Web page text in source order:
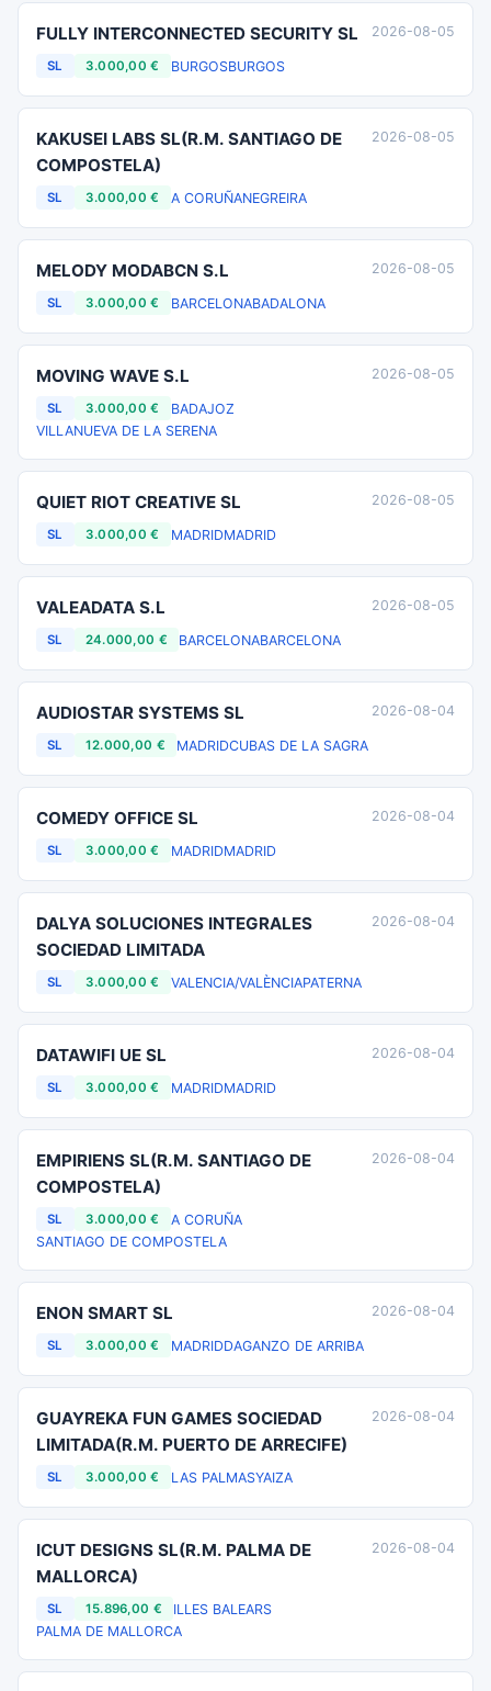
FULLY INTERCONNECTED SECURITY SL
SL 3.000,00 € BURGOSBURGOS
2026-08-05
KAKUSEI LABS SL(R.M. SANTIAGO DE
COMPOSTELA)
SL 3.000,00 € A CORUÑANEGREIRA
2026-08-05
MELODY MODABCN S.L
SL 3.000,00 € BARCELONABADALONA
2026-08-05
MOVING WAVE S.L
SL 3.000,00 €
BADAJOZ
VILLANUEVA DE LA SERENA
2026-08-05
QUIET RIOT CREATIVE SL
SL 3.000,00 € MADRIDMADRID
2026-08-05
VALEADATA S.L
SL 24.000,00 € BARCELONABARCELONA
2026-08-05
AUDIOSTAR SYSTEMS SL
SL 12.000,00 € MADRIDCUBAS DE LA SAGRA
2026-08-04
COMEDY OFFICE SL
SL 3.000,00 € MADRIDMADRID
2026-08-04
DALYA SOLUCIONES INTEGRALES
SOCIEDAD LIMITADA
SL 3.000,00 € VALENCIA/VALÈNCIAPATERNA
2026-08-04
DATAWIFI UE SL
SL 3.000,00 € MADRIDMADRID
2026-08-04
EMPIRIENS SL(R.M. SANTIAGO DE
COMPOSTELA)
SL 3.000,00 €
A CORUÑA
SANTIAGO DE COMPOSTELA
2026-08-04
ENON SMART SL
SL 3.000,00 € MADRIDDAGANZO DE ARRIBA
2026-08-04
GUAYREKA FUN GAMES SOCIEDAD
LIMITADA(R.M. PUERTO DE ARRECIFE)
SL 3.000,00 € LAS PALMASYAIZA
2026-08-04
ICUT DESIGNS SL(R.M. PALMA DE
MALLORCA)
SL 15.896,00 €
ILLES BALEARS
PALMA DE MALLORCA
2026-08-04